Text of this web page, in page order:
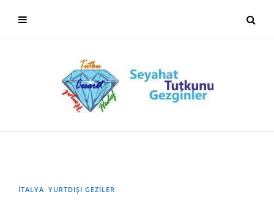
İTALYA YURTDIŞI GEZILER